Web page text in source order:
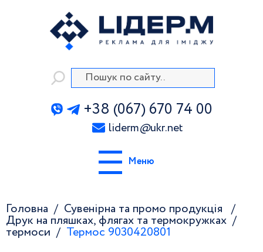
+38 (067) 670 74 00
liderm@ukr.net
Меню
Головна
Сувенірна та промо продукція
Друк на пляшках, флягах та термокружках
термоси
Термос 9030420801